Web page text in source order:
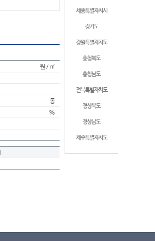
세종특별자치시
경기도
강원특별자치도
충청북도
충청남도
전북특별자치도
경상북도
경상남도
제주특별자치도
원 / ㎡
동
%